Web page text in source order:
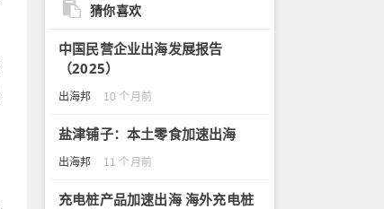
猜你喜欢
中国民营企业出海发展报告
（2025）
出海邦 10 个月前
盐津铺子：本土零食加速出海
出海邦 11 个月前
充电桩产品加速出海 海外充电桩